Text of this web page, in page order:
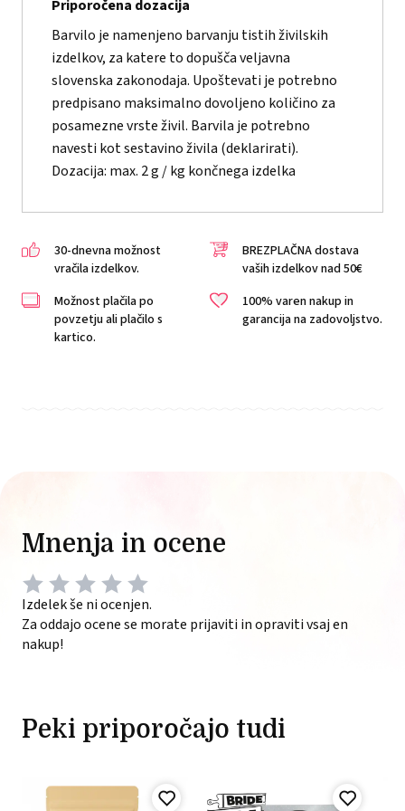
Priporočena dozacija
Barvilo je namenjeno barvanju tistih živilskih
izdelkov, za katere to dopušča veljavna
slovenska zakonodaja. Upoštevati je potrebno
predpisano maksimalno dovoljeno količino za
posamezne vrste živil. Barvila je potrebno
navesti kot sestavino živila (deklarirati).
Dozacija: max. 2 g / kg končnega izdelka
30-dnevna možnost
vračila izdelkov.
BREZPLAČNA dostava
vaših izdelkov nad 50€
Možnost plačila po
povzetju ali plačilo s
kartico.
100% varen nakup in
garancija na zadovoljstvo.
Mnenja in ocene
Izdelek še ni ocenjen.
Za oddajo ocene se morate prijaviti in opraviti vsaj en
nakup!
Peki priporočajo tudi